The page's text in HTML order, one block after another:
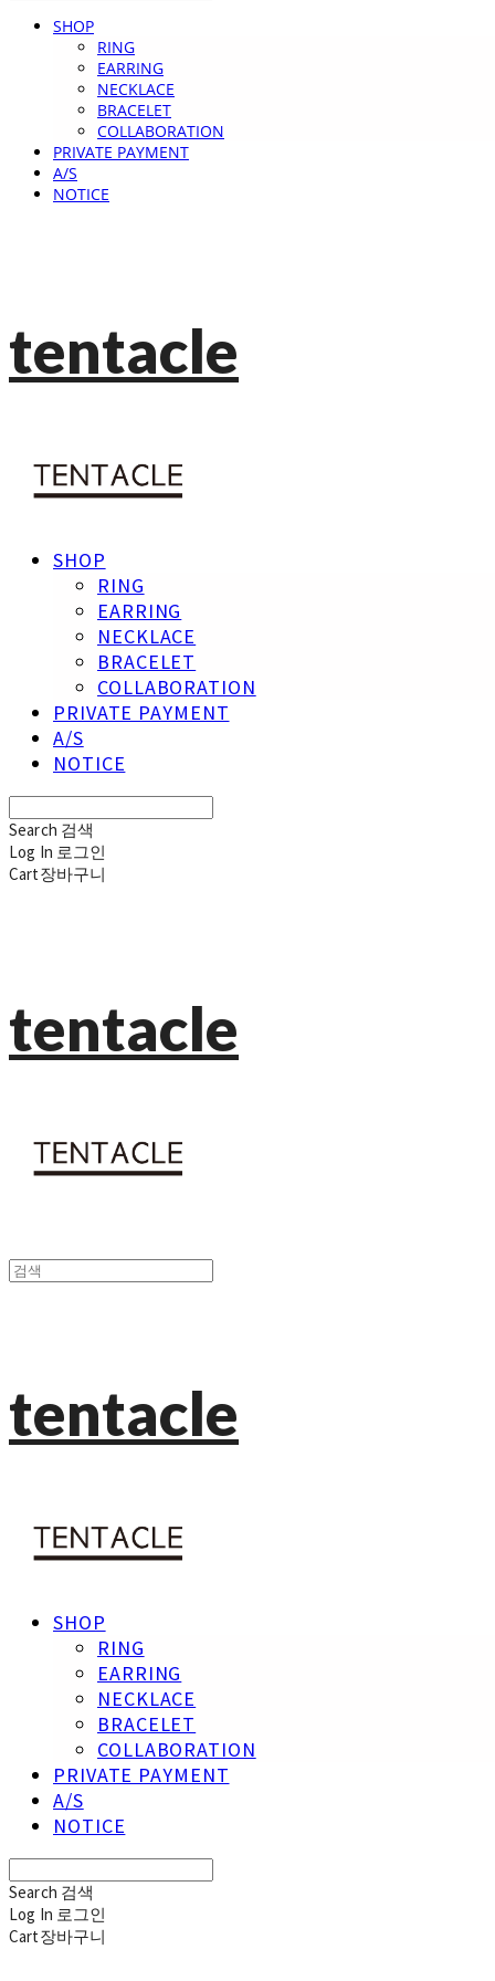
SHOP
RING
EARRING
NECKLACE
BRACELET
COLLABORATION
PRIVATE PAYMENT
A/S
NOTICE
tentacle
SHOP
RING
EARRING
NECKLACE
BRACELET
COLLABORATION
PRIVATE PAYMENT
A/S
NOTICE
Search 검색
Log In 로그인
Cart장바구니
tentacle
tentacle
SHOP
RING
EARRING
NECKLACE
BRACELET
COLLABORATION
PRIVATE PAYMENT
A/S
NOTICE
Search 검색
Log In 로그인
Cart장바구니